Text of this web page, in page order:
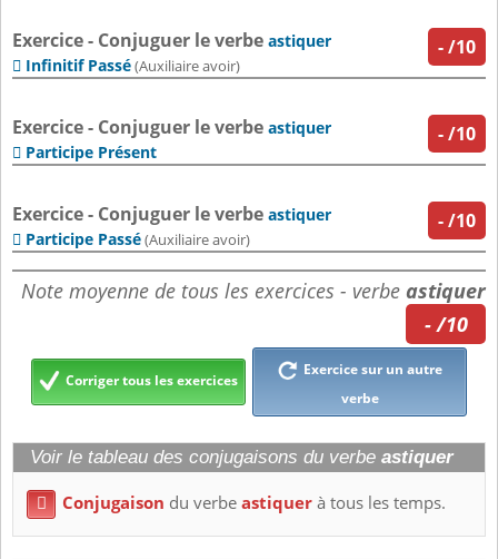
-/10
Exercice - Conjuguer le verbe astiquer
 Infinitif Passé(Auxiliaire avoir)
-/10
Exercice - Conjuguer le verbe astiquer
 Participe Présent
-/10
Exercice - Conjuguer le verbe astiquer
 Participe Passé(Auxiliaire avoir)
Note moyenne de tous les exercices - verbe astiquer
- /10
Corriger tous les exercices
Exercice sur un autre
verbe
Voir le tableau des conjugaisons du verbe astiquer
 Conjugaison du verbeastiquerà tous les temps.